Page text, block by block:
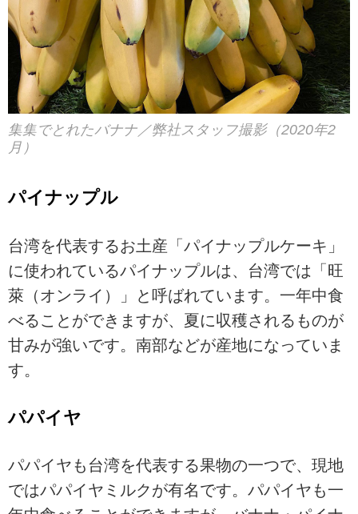
集集でとれたバナナ／弊社スタッフ撮影（2020年2
月）
パイナップル
台湾を代表するお土産「パイナップルケーキ」
に使われているパイナップルは、台湾では「旺
萊（オンライ）」と呼ばれています。一年中食
べることができますが、夏に収穫されるものが
甘みが強いです。南部などが産地になっていま
す。
パパイヤ
パパイヤも台湾を代表する果物の一つで、現地
ではパパイヤミルクが有名です。パパイヤも一